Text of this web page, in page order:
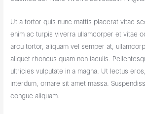
Ut a tortor quis nunc mattis placerat vitae
enim ac turpis viverra ullamcorper et vitae
arcu tortor, aliquam vel semper at,
aliquet rhoncus quam non iaculis.
ultricies vulputate in a magna. Ut lectus
interdum, ornare sit amet massa.
congue aliquam.